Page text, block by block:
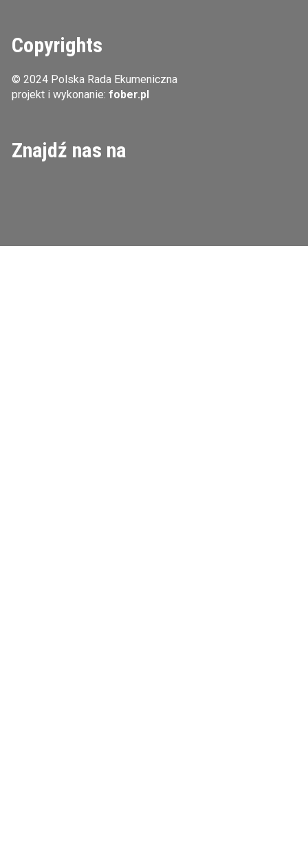
Copyrights
© 2024 Polska Rada Ekumeniczna
projekt i wykonanie: fober.pl
Znajdź nas na